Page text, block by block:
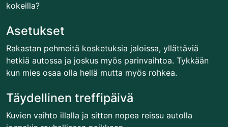
kokeilla?
Asetukset
Rakastan pehmeitä kosketuksia jaloissa, yllättäviä
hetkiä autossa ja joskus myös parinvaihtoa. Tykkään
kun mies osaa olla hellä mutta myös rohkea.
Täydellinen treffipäivä
Kuvien vaihto illalla ja sitten nopea reissu autolla